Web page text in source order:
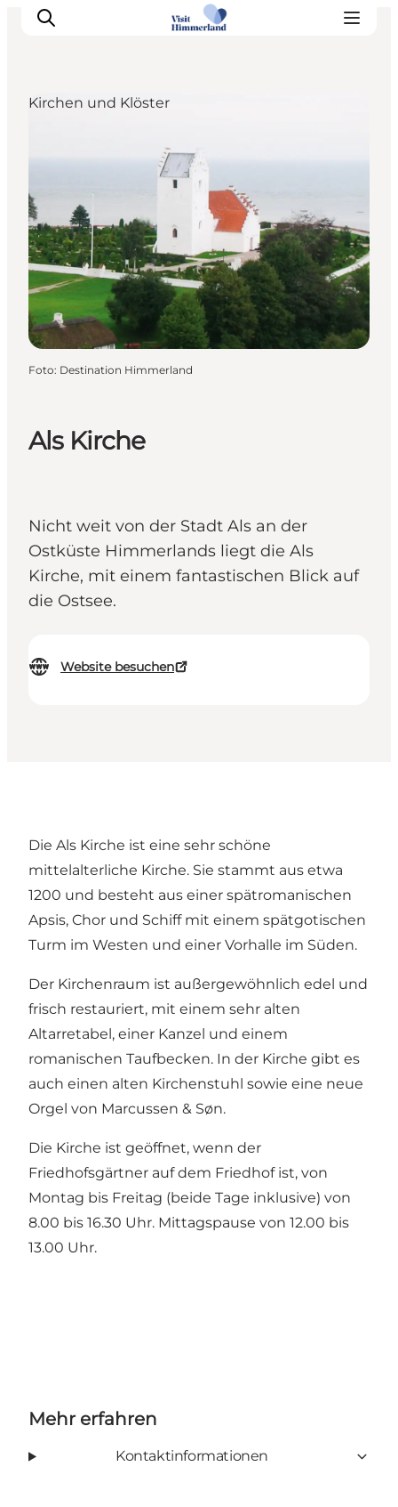
Städte und Orte
Das passiert
Reiseplanung
Praktische Informationen
Als Kirche
Nicht weit von der Stadt Als an der
Ostküste Himmerlands liegt die Als
Kirche, mit einem fantastischen Blick auf
die Ostsee.
Website besuchen
Kirchen und Klöster
Foto: Destination Himmerland
Die Als Kirche ist eine sehr schöne
mittelalterliche Kirche. Sie stammt aus etwa
1200 und besteht aus einer spätromanischen
Apsis, Chor und Schiff mit einem spätgotischen
Turm im Westen und einer Vorhalle im Süden.
Der Kirchenraum ist außergewöhnlich edel und
frisch restauriert, mit einem sehr alten
Altarretabel, einer Kanzel und einem
romanischen Taufbecken. In der Kirche gibt es
auch einen alten Kirchenstuhl sowie eine neue
Orgel von Marcussen & Søn.
Die Kirche ist geöffnet, wenn der
Friedhofsgärtner auf dem Friedhof ist, von
Montag bis Freitag (beide Tage inklusive) von
8.00 bis 16.30 Uhr. Mittagspause von 12.00 bis
13.00 Uhr.
Mehr erfahren
Kontaktinformationen